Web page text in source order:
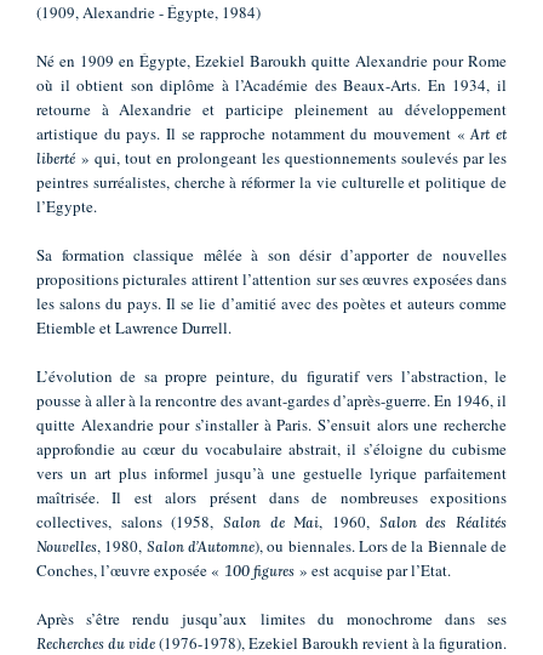
(1909, Alexandrie - Égypte, 1984)
Né en 1909 en Égypte, Ezekiel Baroukh quitte Alexandrie pour Rome
où il obtient son diplôme à l’Académie des Beaux-Arts. En 1934, il
retourne à Alexandrie et participe pleinement au développement
artistique du pays. Il se rapproche notamment du mouvement « Art et
liberté » qui, tout en prolongeant les questionnements soulevés par les
peintres surréalistes, cherche à réformer la vie culturelle et politique de
l’Egypte.
Sa formation classique mêlée à son désir d’apporter de nouvelles
propositions picturales attirent l’attention sur ses œuvres exposées dans
les salons du pays. Il se lie d’amitié avec des poètes et auteurs comme
Etiemble et Lawrence Durrell.
L’évolution de sa propre peinture, du figuratif vers l’abstraction, le
pousse à aller à la rencontre des avant-gardes d’après-guerre. En 1946, il
quitte Alexandrie pour s’installer à Paris. S’ensuit alors une recherche
approfondie au cœur du vocabulaire abstrait, il s’éloigne du cubisme
vers un art plus informel jusqu’à une gestuelle lyrique parfaitement
maîtrisée. Il est alors présent dans de nombreuses expositions
collectives, salons (1958,
Salon de Mai, 1960, Salon des Réalités
Nouvelles, 1980, Salon d’Automne), ou biennales. Lors de la Biennale de
Conches, l’œuvre exposée « 100 figures » est acquise par l’Etat.
Après s’être rendu jusqu’aux limites du monochrome dans ses
Recherches du vide (1976-1978), Ezekiel Baroukh revient à la figuration.